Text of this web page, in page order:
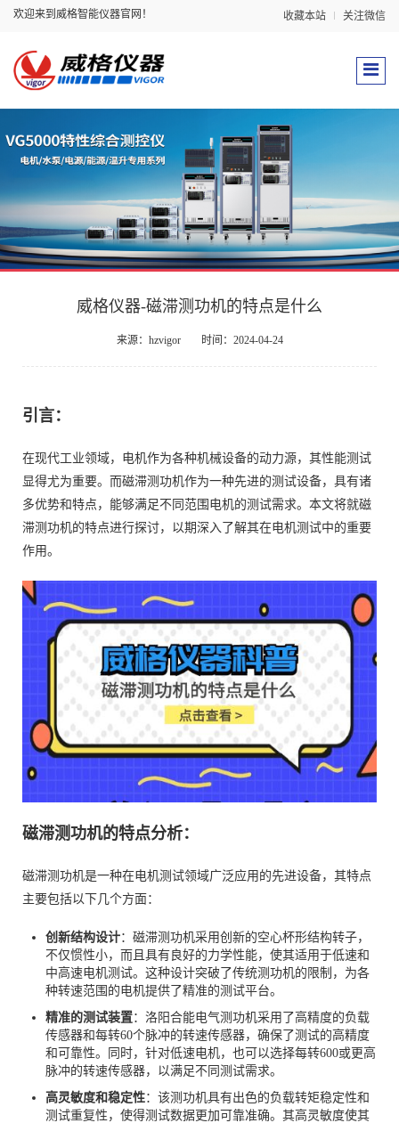
欢迎来到威格智能仪器官网！ 收藏本站 关注微信
威格仪器-磁滞测功机的特点是什么
来源：hzvigor 时间：2024-04-24
引言：
在现代工业领域，电机作为各种机械设备的动力源，其性能测试
显得尤为重要。而磁滞测功机作为一种先进的测试设备，具有诸
多优势和特点，能够满足不同范围电机的测试需求。本文将就磁
滞测功机的特点进行探讨，以期深入了解其在电机测试中的重要
作用。
磁滞测功机的特点分析：
磁滞测功机是一种在电机测试领域广泛应用的先进设备，其特点
主要包括以下几个方面：
创新结构设计：磁滞测功机采用创新的空心杯形结构转子，
不仅惯性小，而且具有良好的力学性能，使其适用于低速和
中高速电机测试。这种设计突破了传统测功机的限制，为各
种转速范围的电机提供了精准的测试平台。
精准的测试装置：洛阳合能电气测功机采用了高精度的负载
传感器和每转60个脉冲的转速传感器，确保了测试的高精度
和可靠性。同时，针对低速电机，也可以选择每转600或更高
脉冲的转速传感器，以满足不同测试需求。
高灵敏度和稳定性：该测功机具有出色的负载转矩稳定性和
测试重复性，使得测试数据更加可靠准确。其高灵敏度使其